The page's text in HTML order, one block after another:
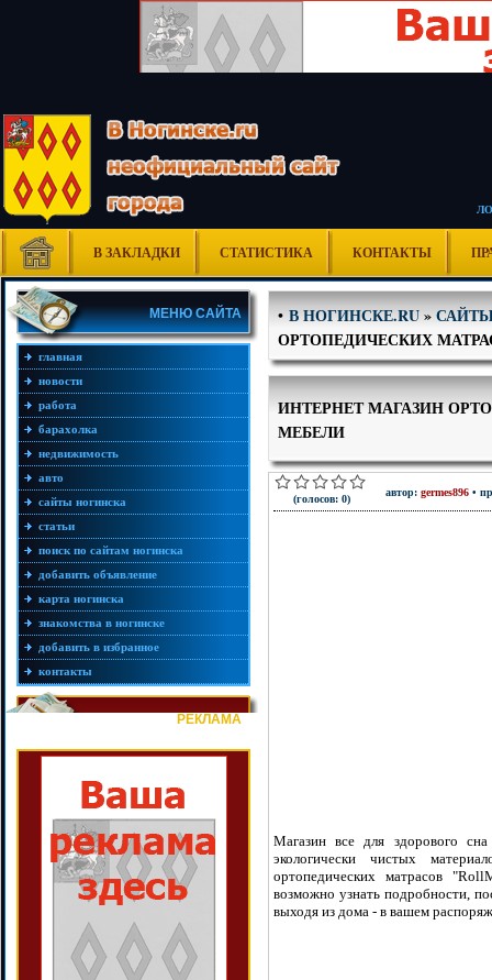
В ЗАКЛАДКИ СТАТИСТИКА КОНТАКТЫ
МЕНЮ САЙТА
главная
новости
работа
барахолка
недвижимость
авто
сайты ногинска
статьи
поиск по сайтам ногинска
добавить объявление
карта ногинска
знакомства в ногинске
добавить в избранное
контакты
РЕКЛАМА
•В НОГИНСКЕ.RU»
ОРТОПЕДИЧЕСКИХ
ИНТЕРНЕТ МАГАЗИН
МЕБЕЛИ
(голосов: 0)
автор: germes896•
Магазин все для здорового
экологически чистых
ортопедических матрасов
возможно узнать подробности,
выходя из дома - в вашем